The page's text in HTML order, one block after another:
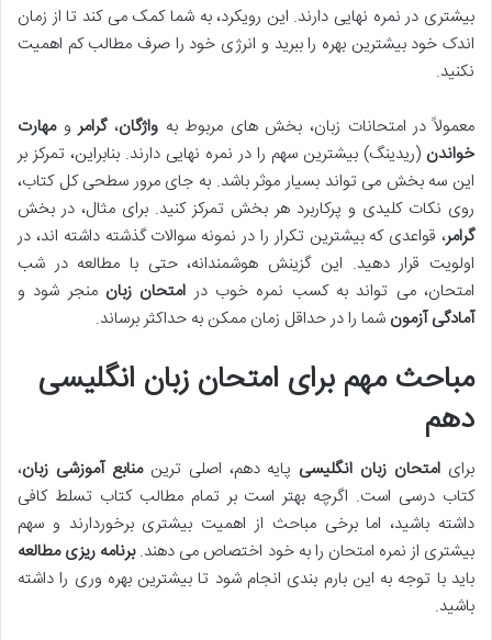
بیشتری در نمره نهایی دارند. این رویکرد، به شما کمک می کند تا از زمان
اندک خود بیشترین بهره را ببرید و انرژی خود را صرف مطالب کم اهمیت
نکنید.
معمولاً در امتحانات زبان، بخش های مربوط بهواژگان،گرامرومهارت
خواندن (ریدینگ) بیشترین سهم را در نمره نهایی دارند. بنابراین، تمرکز بر
این سه بخش می تواند بسیار موثر باشد. به جای مرور سطحی کل کتاب،
روی نکات کلیدی و پرکاربرد هر بخش تمرکز کنید. برای مثال، در بخش
گرامر، قواعدی که بیشترین تکرار را در نمونه سوالات گذشته داشته اند، در
اولویت قرار دهید. این گزینش هوشمندانه، حتی با مطالعه در شب
امتحان، می تواند به کسب نمره خوب در امتحان زبان منجر شود و
آمادگی آزمون شما را در حداقل زمان ممکن به حداکثر برساند.
مباحث مهم برای امتحان زبان انگلیسی
دهم
برای امتحان زبان انگلیسی پایه دهم، اصلی ترینمنابع آموزشی زبان،
کتاب درسی است. اگرچه بهتر است بر تمام مطالب کتاب تسلط کافی
داشته باشید، اما برخی مباحث از اهمیت بیشتری برخوردارند و سهم
بیشتری از نمره امتحان را به خود اختصاص می دهند.برنامه ریزی مطالعه
باید با توجه به این بارم بندی انجام شود تا بیشترین بهره وری را داشته
باشید.